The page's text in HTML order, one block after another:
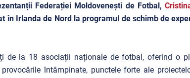
Federației Moldovenești de Fotbal,
în Irlanda de Nord la programul de schimb de
de la 18 asociații naționale de fotbal, oferind o
întâmpinate, punctele forte ale